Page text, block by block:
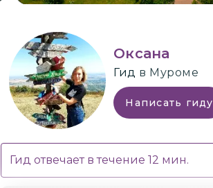
+2 Оксана
Гид в Муроме
Написать гиду
Гид отвечает в течение 12 мин.